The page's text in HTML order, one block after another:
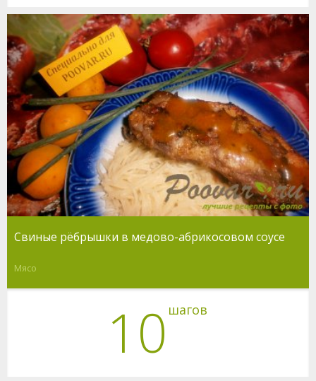
Свиные рёбрышки в медово-абрикосовом соусе
Мясо
10 шагов